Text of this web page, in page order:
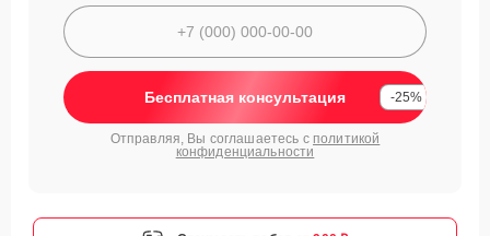
Бесплатная консультация -25%
Отправляя, Вы соглашаетесь с политикой
конфиденциальности